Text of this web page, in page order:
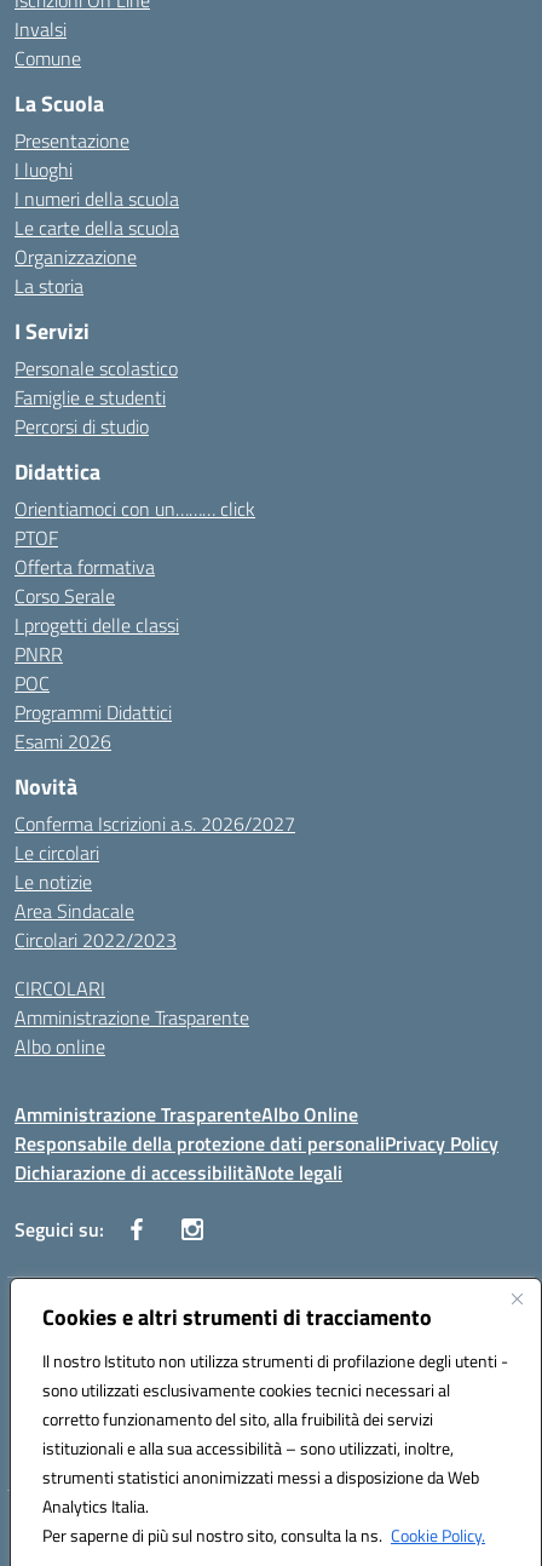
Cookies e altri strumenti di tracciamento
Il nostro Istituto non utilizza strumenti di profilazione degli utenti -
sono utilizzati esclusivamente cookies tecnici necessari al
corretto funzionamento del sito, alla fruibilità dei servizi
istituzionali e alla sua accessibilità – sono utilizzati, inoltre,
strumenti statistici anonimizzati messi a disposizione da Web
Analytics Italia.
Per saperne di più sul nostro sito, consulta la ns. Cookie Policy.
Invalsi
Comune
La Scuola
Presentazione
I luoghi
I numeri della scuola
Le carte della scuola
Organizzazione
La storia
I Servizi
Personale scolastico
Famiglie e studenti
Percorsi di studio
Didattica
Orientiamoci con un……… click
PTOF
Offerta formativa
Corso Serale
I progetti delle classi
PNRR
POC
Programmi Didattici
Esami 2026
Novità
Conferma Iscrizioni a.s. 2026/2027
Le circolari
Le notizie
Area Sindacale
Circolari 2022/2023
CIRCOLARI
Amministrazione Trasparente
Albo online
Amministrazione TrasparenteAlbo Online
Responsabile della protezione dati personaliPrivacy Policy
Dichiarazione di accessibilitàNote legali
Seguici su:
Indirizzo:Corso Vittorio Emanuele, 27 90133 - Palermo
Posta elettronica certificata (PEC):pais03600r@pec.istruzione.it
Codice fiscale: 97308550827
Codice meccanografico: PAIS03600R
Hosting & Powered by 3D Solution S.r.l.
Concept & Design by Designers Italia